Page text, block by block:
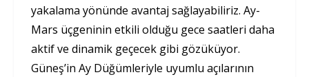
yakalama yönünde avantaj sağlayabiliriz. Ay-
Mars üçgeninin etkili olduğu gece saatleri daha
aktif ve dinamik geçecek gibi gözüküyor.
Güneş’in Ay Düğümleriyle uyumlu açılarının